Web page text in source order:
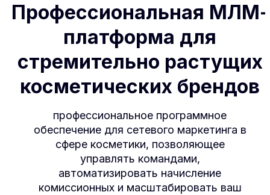
Профессиональная МЛМ-
платформа для
стремительно растущих
косметических брендов
профессиональное программное
обеспечение для сетевого маркетинга в
сфере косметики, позволяющее
управлять командами,
автоматизировать начисление
комиссионных и масштабировать ваш